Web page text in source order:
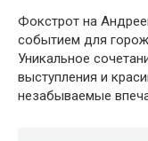
Фокстрот на
событием для
Уникальное
выступления и
незабываемые